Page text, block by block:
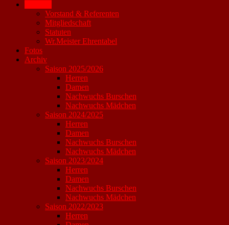
Vorstand & Referenten
Mitgliedschaft
Statuten
Wr.Meister Ehrentabel
Fotos
Archiv
Saison 2025/2026
Herren
Damen
Nachwuchs Burschen
Nachwuchs Mädchen
Saison 2024/2025
Herren
Damen
Nachwuchs Burschen
Nachwuchs Mädchen
Saison 2023/2024
Herren
Damen
Nachwuchs Burschen
Nachwuchs Mädchen
Saison 2022/2023
Herren